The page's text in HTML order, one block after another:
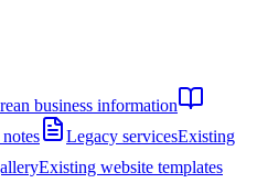
business information
Legacy servicesExisting
Existing website templates